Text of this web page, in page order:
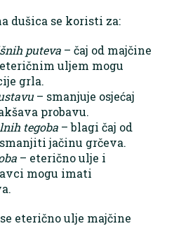
dušica se koristi za:
puteva – čaj od majčine
uljem mogu
grla.
– smanjuje osjećaj
probavu.
tegoba – blagi čaj od
jačinu grčeva.
– eterično ulje i
mogu imati
eterično ulje majčine